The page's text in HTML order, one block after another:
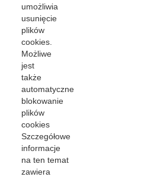
umożliwia
usunięcie
plików
cookies.
Możliwe
jest
także
automatyczne
blokowanie
plików
cookies
Szczegółowe
informacje
na ten temat
zawiera